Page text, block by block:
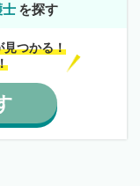
を探す
見つかる！